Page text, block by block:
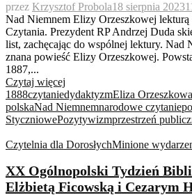
przez Krzysztof Probola18 sierpnia 2023
Nad Niemnem Elizy Orzeszkowej lekturą
Czytania. Prezydent RP Andrzej Duda
list, zachęcając do wspólnej lektury. Nad
znana powieść Elizy Orzeszkowej.
1887,...
Czytaj więcej
1888czytaniedydaktyzmEliza Orzeszkowa
polskaNad Niemnemnarodowe czytanie
StyczniowePozytywizmprzestrzeń
Czytelnia dla DorosłychMinione
XX Ogólnopolski Tydzień
Elżbietą Ficowską i Cezarym